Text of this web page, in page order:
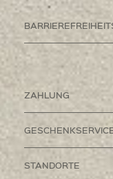
ZAHLUNG
STANDORTE